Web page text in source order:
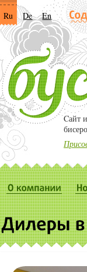
Ru De En
Cайт